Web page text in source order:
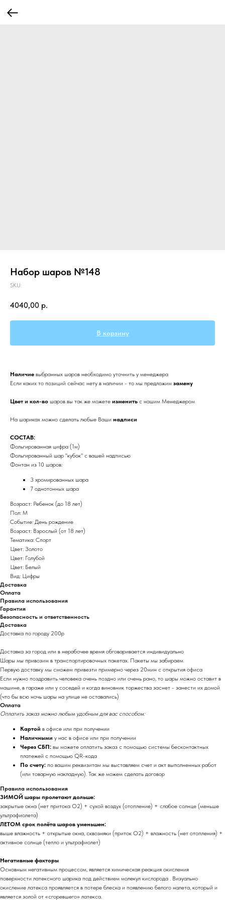
Набор шаров №148
SKU:
4040,00 р.
В корзину
Наличие выбранных шаров необходимо уточнить у менеджера
Если каких то позиций сейчас нету в наличии - то мы предложим замену
Цвет и кол-во шаров вы так же можете изменить с нашим Менеджером
На шариках можно сделать любые Ваши надписи
СОСТАВ:
Фольгированная цифра (1м)
Фольгированный шар "кубок" с вашей надписью
Фонтан из 10 шаров:
3 хромированных шара
7 однотонных шара
Возраст: Ребенок (до 18 лет)
Пол: М
Событие: День рождение
Возраст: Взрослый (от 18 лет)
Тематика: Спорт
Цвет: Золото
Цвет: Голубой
Цвет: Белый
Вид: Цифры
Доставка
Оплата
Правила использования
Гарантия
Безопасность и ответственность
Доставка
Доставка по городу 200р
Доставка за город или в нерабочее время обговаривается индивидуально
Шары мы привозим в транспортировочных пакетах. Пакеты мы забираем
Первую доставку мы сможем привезти примерно через 20мин с открытия офиса
Если нужно поздравить человека очень поздно или очень рано, то шары можно оставит в
машине, в гараже или у соседей и когда виновник торжества заснет - занести их домой
(что бы всю ночь шары на улице не оставались)
Оплата
Оплатить заказ можно любым удобным для вас способом:
Картой в офисе или при получении
Наличными у нас в офисе или при получении
Через СБП: вы можете оплатить заказ с помощью системы бесконтактных
платежей с помощью QR-кода
По счету: по вашим реквизитам мы выставляем счет и акт выполненных работ
(или товарную накладную). Так же можем сделать договор
Правила использования
ЗИМОЙ шары пролетают дольше:
закрытые окна (нет притока O2) + сухой воздух (отопление) + слабое солнце (меньше
ультрафиолета)
ЛЕТОМ срок полёта шаров уменьшен:
выше влажность + открытые окна, сквозняки (приток O2) + влажность (нет отопления) +
активное солнце (тепло и ультрафиолет)
Негативные факторы
Основным негативным процессом, является химическая реакция окисления
поверхности латексного шарика под действием молекул кислорода . Визуально
окисление латекса проявляется в потере блеска и появлению белого налета, который и
является золой от «сгоревшего» латекса.